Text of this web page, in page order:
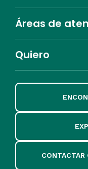
Áreas de
Quiero